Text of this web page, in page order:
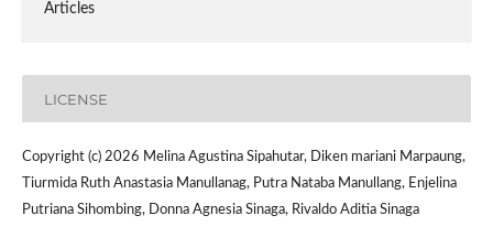
Articles
LICENSE
Copyright (c) 2026 Melina Agustina Sipahutar, Diken mariani Marpaung,
Tiurmida Ruth Anastasia Manullanag, Putra Nataba Manullang, Enjelina
Putriana Sihombing, Donna Agnesia Sinaga, Rivaldo Aditia Sinaga